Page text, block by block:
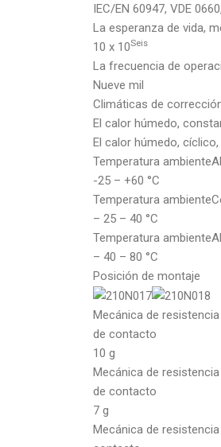
IEC/EN 60947, VDE
La esperanza de vida,
10 x 10Seis
La frecuencia de
Nueve mil
Climáticas de
El calor húmedo,
El calor húmedo,
Temperatura
-25 – +60 °C
Temperatura
– 25 – 40 °C
Temperatura
– 40 – 80 °C
Posición de montaje
Mecánica de
de contacto
10 g
Mecánica de
de contacto
7 g
Mecánica de